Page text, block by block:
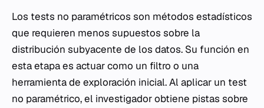
Los tests no paramétricos son métodos estadísticos
que requieren menos supuestos sobre la
distribución subyacente de los datos. Su función en
esta etapa es actuar como un filtro o una
herramienta de exploración inicial. Al aplicar un test
no paramétrico, el investigador obtiene pistas sobre